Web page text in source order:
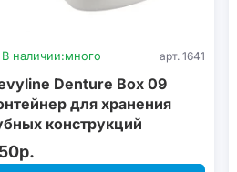
В наличии:много арт. 1641
Denture Box 09
для хранения
конструкций